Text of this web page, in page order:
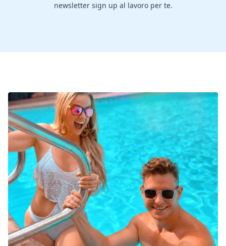
newsletter sign up al lavoro per te.